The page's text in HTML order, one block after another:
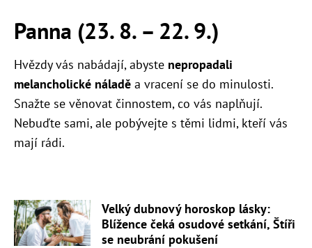
Panna (23. 8. – 22. 9.)
Hvězdy vás nabádají, abyste nepropadali
melancholické náladě a vracení se do minulosti.
Snažte se věnovat činnostem, co vás naplňují.
Nebuďte sami, ale pobývejte s těmi lidmi, kteří vás
mají rádi.
Velký dubnový horoskop lásky:
Blížence čeká osudové setkání, Štíři
se neubrání pokušení